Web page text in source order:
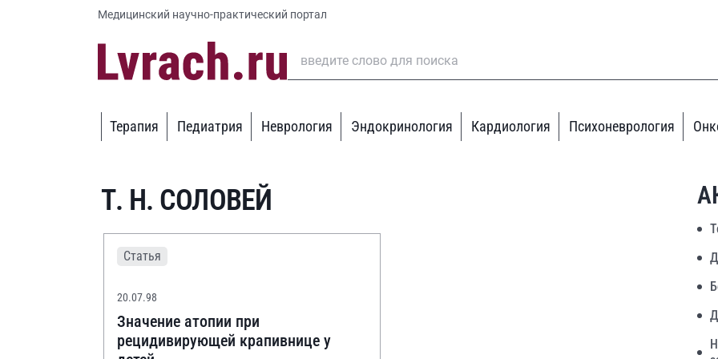
Медицинский научно-практический портал
Терапия Педиатрия Неврология Эндокринология Кардиология Психоневрология
Т. Н. СОЛОВЕЙ
Статья
20.07.98
Значение атопии при
рецидивирующей крапивнице у